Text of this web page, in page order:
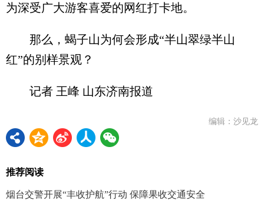
为深受广大游客喜爱的网红打卡地。
那么，蝎子山为何会形成“半山翠绿半山
红”的别样景观？
记者 王峰 山东济南报道
编辑：沙见龙
推荐阅读
烟台交警开展“丰收护航”行动 保障果收交通安全